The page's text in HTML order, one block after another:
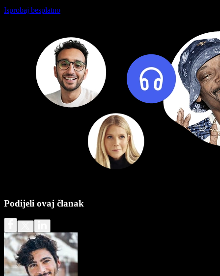
Isprobaj besplatno
Podijeli ovaj članak